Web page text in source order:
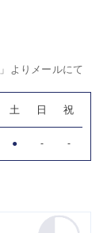
」よりメールにて
土 日 祝
● - -